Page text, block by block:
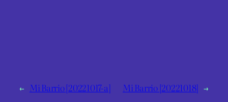
← Mi Barrio [20221017-a] Mi Barrio [20221018] →